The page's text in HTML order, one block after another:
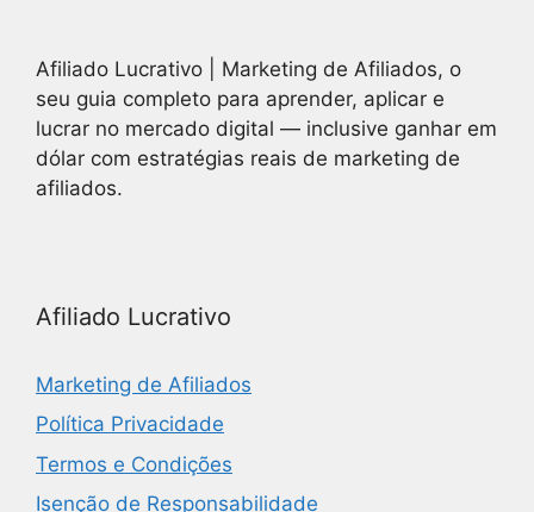
Afiliado Lucrativo | Marketing de Afiliados, o
seu guia completo para aprender, aplicar e
lucrar no mercado digital — inclusive ganhar em
dólar com estratégias reais de marketing de
afiliados.
Afiliado Lucrativo
Marketing de Afiliados
Política Privacidade
Termos e Condições
Isenção de Responsabilidade